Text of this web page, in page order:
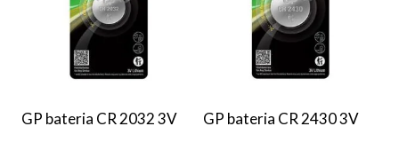
GP bateria CR 2032 3V GP bateria CR 2430 3V